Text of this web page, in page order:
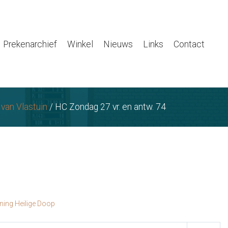
Prekenarchief Winkel Nieuws Links Contact
van Vlastuin / HC Zondag 27 vr. en antw. 74
Heilige Doop